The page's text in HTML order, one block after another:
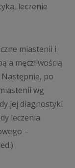
leczenie
miastenii i
a męczliwością
po
wg
jej diagnostyki
leczenia
–